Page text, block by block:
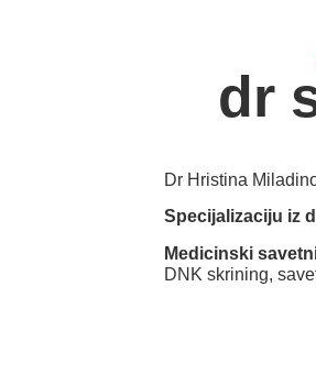
dr
Dr Hristina
Specijalizaciju iz
Medicinski
DNK skrining,